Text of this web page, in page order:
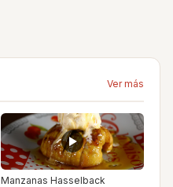
Ver más
Manzanas Hasselback